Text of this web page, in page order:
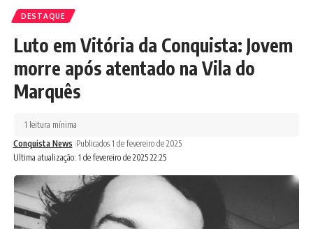
DESTAQUE
Luto em Vitória da Conquista: Jovem
morre após atentado na Vila do
Marquês
Ultima atualização: 1 de fevereiro de 2025 22:25
Conquista News Publicados 1 de fevereiro de 2025
1 leitura mínima